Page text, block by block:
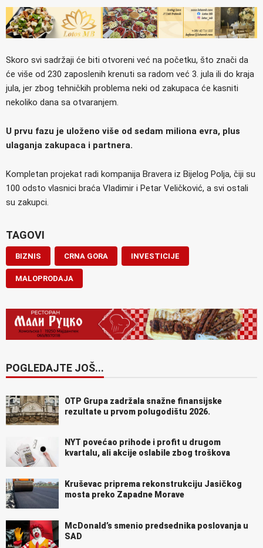
Skoro svi sadržaji će biti otvoreni već na početku, što znači da
će više od 230 zaposlenih krenuti sa radom već 3. jula ili do kraja
jula, jer zbog tehničkih problema neki od zakupaca će kasniti
nekoliko dana sa otvaranjem.
U prvu fazu je uloženo više od sedam miliona evra, plus
ulaganja zakupaca i partnera.
Kompletan projekat radi kompanija Bravera iz Bijelog Polja, čiji su
100 odsto vlasnici braća Vladimir i Petar Veličković, a svi ostali
su zakupci.
TAGOVI
BIZNIS CRNA GORA INVESTICIJE
MALOPRODAJA
POGLEDAJTE JOŠ...
OTP Grupa zadržala snažne finansijske
rezultate u prvom polugodištu 2026.
NYT povećao prihode i profit u drugom
kvartalu, ali akcije oslabile zbog troškova
Kruševac priprema rekonstrukciju Jasičkog
mosta preko Zapadne Morave
McDonald’s smenio predsednika poslovanja u
SAD